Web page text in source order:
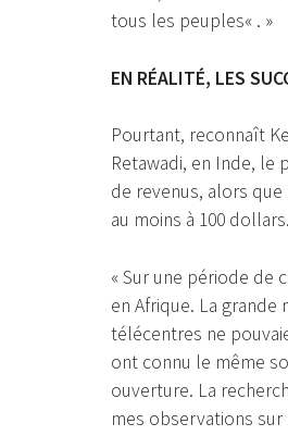
tous les peuples« . »
EN RÉALITÉ, LES
Pourtant, reconnaît
Retawadi, en Inde, le
de revenus, alors
au moins à 100 dollars.
« Sur une période de
en Afrique. La
télécentres ne
ont connu le même
ouverture. La
mes observations